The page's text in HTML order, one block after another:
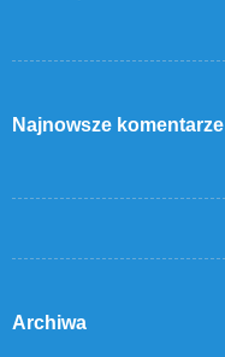
Najnowsze komentarze
Archiwa